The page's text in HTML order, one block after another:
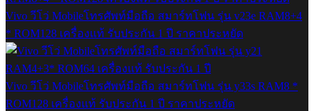
Vivo วีโว่ Mobileโทรศัพท์มือถือ สมาร์ทโฟน รุ่น v23e RAM8+4
* ROM128 เครื่องแท้ รับประกัน 1 ปี ราคาประหยัด
Vivo วีโว่ Mobileโทรศัพท์มือถือ สมาร์ทโฟน รุ่น y33s RAM8 *
ROM128 เครื่องแท้ รับประกัน 1 ปี ราคาประหยัด